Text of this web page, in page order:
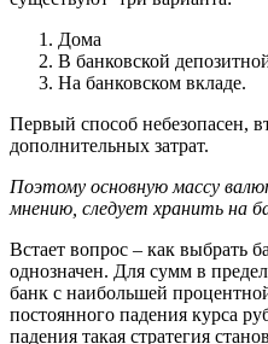
Дома
В банковской
На банковском вкладе.
Первый способ небезопасен,
дополнительных затрат.
Поэтому основную массу
мнению, следует хранить на
Встает вопрос – как выбрать
однозначен. Для сумм в
банк с наибольшей
постоянного падения курса
падения такая стратегия